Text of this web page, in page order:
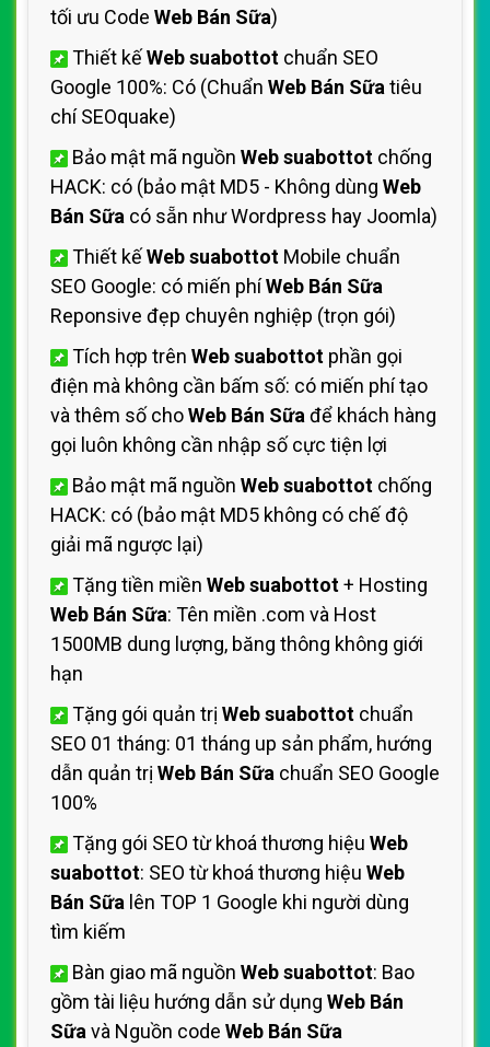
tối ưu Code Web Bán Sữa)
Thiết kếWeb suabottot chuẩn SEO
Google 100%: Có (Chuẩn Web Bán Sữa tiêu
chí SEOquake)
Bảo mật mã nguồn Web suabottot chống
HACK: có (bảo mật MD5 - Không dùng Web
Bán Sữa có sẵn như Wordpress hay Joomla)
Thiết kếWeb suabottot Mobile chuẩn
SEO Google: có miến phíWeb Bán Sữa
Reponsive đẹp chuyên nghiệp (trọn gói)
Tích hợp trên Web suabottot phần gọi
điện mà không cần bấm số: có miến phí tạo
và thêm số choWeb Bán Sữa để khách hàng
gọi luôn không cần nhập số cực tiện lợi
Bảo mật mã nguồn Web suabottot chống
HACK: có (bảo mật MD5 không có chế độ
giải mã ngược lại)
Tặng tiền miền Web suabottot+ Hosting
Web Bán Sữa: Tên miền .com và Host
1500MB dung lượng, băng thông không giới
hạn
Tặng gói quản trị Web suabottot chuẩn
SEO 01 tháng: 01 tháng up sản phẩm, hướng
dẫn quản trị Web Bán Sữa chuẩn SEO Google
100%
Tặng gói SEO từ khoá thương hiệu Web
suabottot: SEO từ khoá thương hiệu Web
Bán Sữa lên TOP 1 Google khi người dùng
tìm kiếm
Bàn giao mã nguồn Web suabottot: Bao
gồm tài liệu hướng dẫn sử dụng Web Bán
Sữa và Nguồn code Web Bán Sữa